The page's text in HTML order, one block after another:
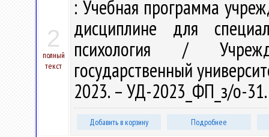
2
полный
текст
: Учебная программа
дисциплине для
психология /
государственный
2023. – УД-2023_ФП_з/о-
Добавить в корзину Подробнее